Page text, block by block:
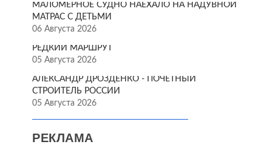
МАЛОМЕРНОЕ СУДНО НАЕХАЛО НА НАДУВНОЙ
МАТРАС С ДЕТЬМИ
06 Августа 2026
РЕДКИЙ МАРШРУТ
05 Августа 2026
АЛЕКСАНДР ДРОЗДЕНКО - ПОЧЁТНЫЙ
СТРОИТЕЛЬ РОССИИ
05 Августа 2026
РЕКЛАМА